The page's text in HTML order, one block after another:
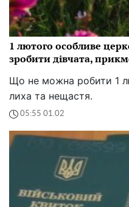
1 лютого особливе
зробити дівчата,
Що не можна робити 1
лиха та нещастя.
05:55 01.02